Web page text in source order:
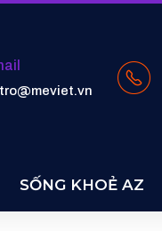
SỐNG KHOẺ AZ